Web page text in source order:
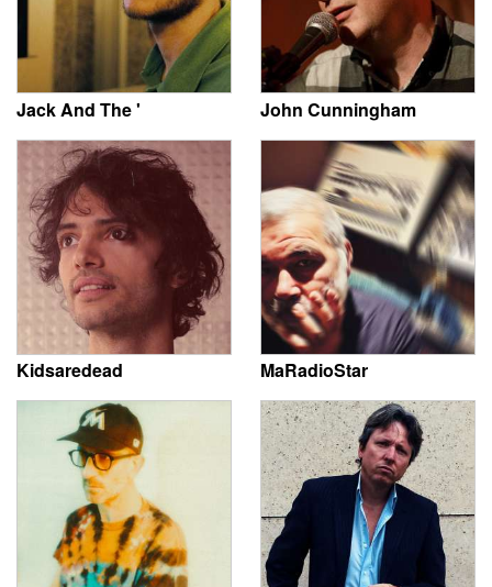
Jack And The ' John Cunningham
Kidsaredead MaRadioStar